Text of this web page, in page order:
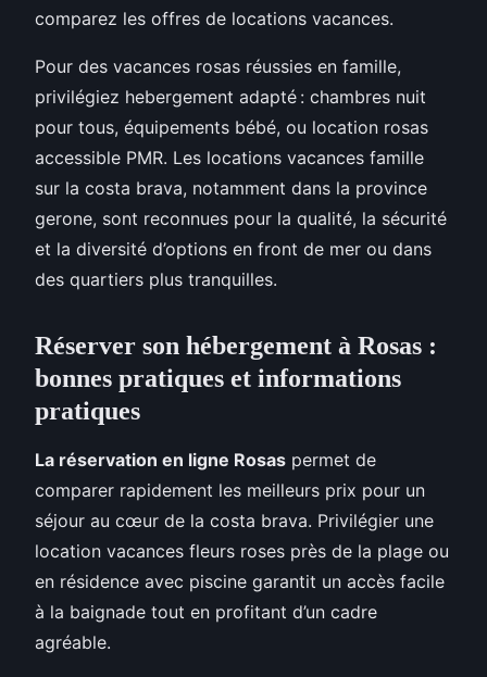
comparez les offres de locations vacances.
Pour des vacances rosas réussies en famille,
privilégiez hebergement adapté : chambres nuit
pour tous, équipements bébé, ou location rosas
accessible PMR. Les locations vacances famille
sur la costa brava, notamment dans la province
gerone, sont reconnues pour la qualité, la sécurité
et la diversité d’options en front de mer ou dans
des quartiers plus tranquilles.
Réserver son hébergement à Rosas :
bonnes pratiques et informations
pratiques
La réservation en ligne Rosas permet de
comparer rapidement les meilleurs prix pour un
séjour au cœur de la costa brava. Privilégier une
location vacances fleurs roses près de la plage ou
en résidence avec piscine garantit un accès facile
à la baignade tout en profitant d’un cadre
agréable.